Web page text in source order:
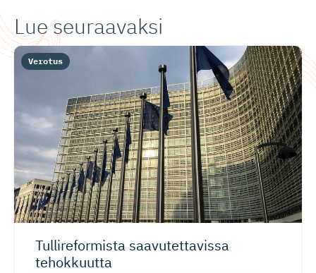
Lue seuraavaksi
Tullireformista saavutettavissa
tehokkuutta
Verotus